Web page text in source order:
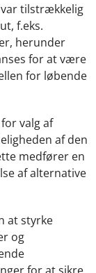
tilstrækkelig
f.eks.
herunder
for at være
for løbende
valg af
af den
medfører en
af alternative
at styrke
og